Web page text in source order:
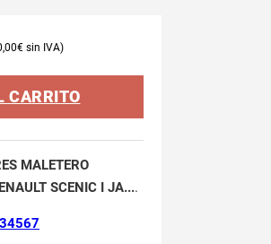
€
CARRITO
MALETERO
SCENIC I JA....